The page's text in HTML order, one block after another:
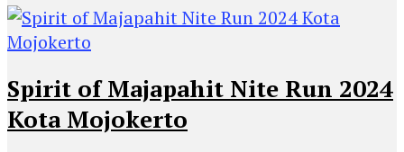
Spirit of Majapahit Nite Run 2024
Kota Mojokerto